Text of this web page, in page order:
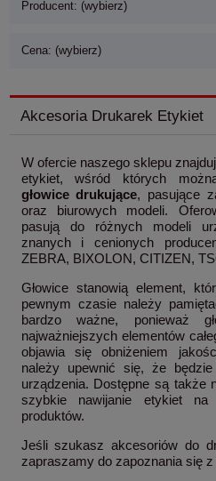
Producent: (wybierz)
Cena: (wybierz)
Akcesoria Drukarek Etykiet
W ofercie naszego sklepu
etykiet, wśród których
głowice drukujące, pasujące
oraz biurowych modeli.
pasują do różnych modeli
znanych i cenionych
ZEBRA, BIXOLON, CITIZEN,
Głowice stanowią element,
pewnym czasie należy
bardzo ważne, ponieważ
najważniejszych elementów
objawia się obniżeniem
należy upewnić się, że będzie
urządzenia. Dostępne są także
szybkie nawijanie etykiet
produktów.
Jeśli szukasz akcesoriów do
zapraszamy do zapoznania się